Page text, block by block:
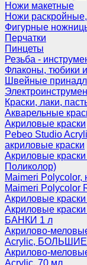
Ножи макетные
Ножи
Фигурные
Перчатки
Пинцеты
Резьба -
Флаконы, тюбики
Швейные
Краски, лаки,
Акварельные
Акриловые краски
Pebeo Studio
акриловые краски
Акриловые
Поликолор)
Maimeri Polycolor,
Maimeri Polycolor
Акриловые
Акриловые
БАНКИ 1 л
Акрилово-
Acrylic,
Акрилово-
Acrylic, 70 мл